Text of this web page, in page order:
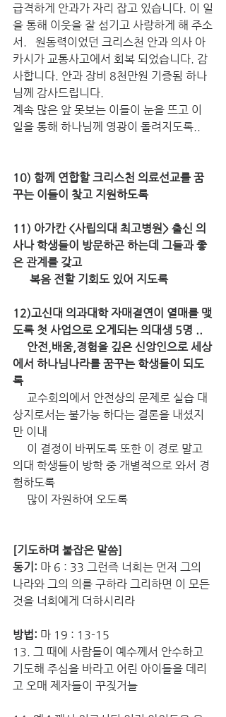
급격하게 안과가 자리 잡고 있습니다. 이 일
을 통해 이웃을 잘 섬기고 사랑하게 해 주소
서.   원동력이었던 크리스천 안과 의사 아
카시가 교통사고에서 회복 되었습니다. 감
사합니다. 안과 장비 8천만원 기증됨 하나
님께 감사드립니다.
계속 많은 앞 못보는 이들이 눈을 뜨고 이
일을 통해 하나님께 영광이 돌려지도록..
10) 함께 연합할 크리스천 의료선교를 꿈
꾸는 이들이 찾고 지원하도록
11) 아가칸 <사립의대 최고병원> 출신 의
사나 학생들이 방문하곤 하는데 그들과 좋
은 관계를 갖고
      복음 전할 기회도 있어 지도록
12)고신대 의과대학 자매결연이 열매를 맺
도록 첫 사업으로 오게되는 의대생 5명 ..
에서 하나님나라를 꿈꾸는 학생들이 되도
록
상지로서는 불가능 하다는 결론을 내셨지
만 이내
의대 학생들이 방학 중 개별적으로 와서 경
험하도록
     많이 자원하여 오도록
[기도하며 붙잡은 말씀]
동기: 마 6 : 33 그런즉 너희는 먼저 그의
나라와 그의 의를 구하라 그리하면 이 모든
것을 너희에게 더하시리라
방법: 마 19 : 13-15
13. 그 때에 사람들이 예수께서 안수하고
기도해 주심을 바라고 어린 아이들을 데리
고 오매 제자들이 꾸짖거늘